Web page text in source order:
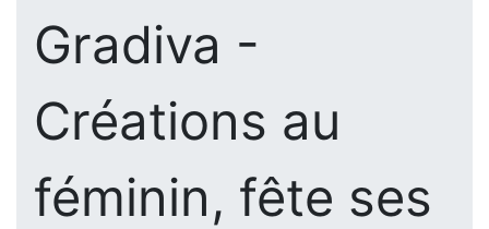
Gradiva -
Créations au
féminin, fête ses